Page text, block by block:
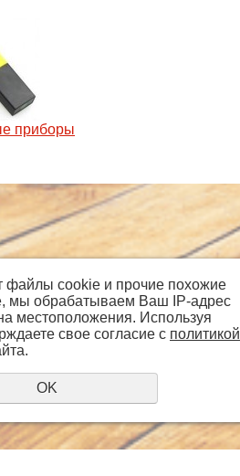
приборы
О компании
grandways
файлы cookie и прочие похожие
мы обрабатываем Ваш IP-адрес
местоположения. Используя
свое согласие с политикой
OK